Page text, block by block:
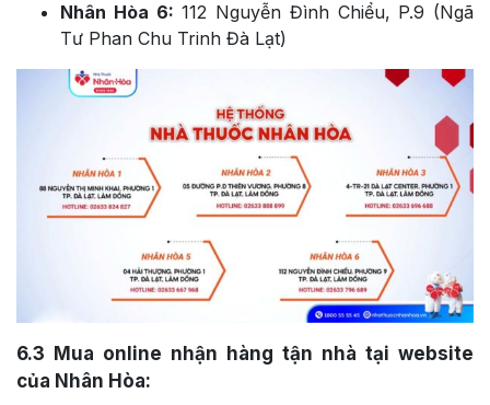
Nhân Hòa 6: 112 Nguyễn Đình Chiểu, P.9 (Ngã
Tư Phan Chu Trinh Đà Lạt)
6.3 Mua online nhận hàng tận nhà tại website
của Nhân Hòa: